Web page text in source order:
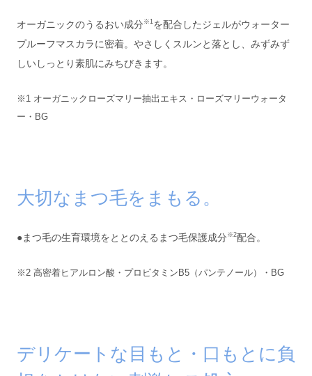
オーガニックのうるおい成分※1を配合したジェルがウォーター
プルーフマスカラに密着。やさしくスルンと落とし、みずみず
しいしっとり素肌にみちびきます。
※1 オーガニックローズマリー抽出エキス・ローズマリーウォータ
ー・BG
大切なまつ毛をまもる。
●まつ毛の生育環境をととのえるまつ毛保護成分※2配合。
※2 高密着ヒアルロン酸・プロビタミンB5（パンテノール）・BG
デリケートな目もと・口もとに負